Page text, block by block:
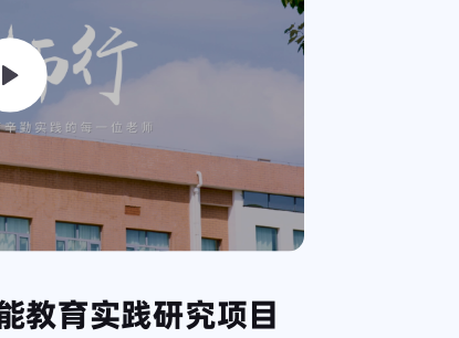
教育实践研究项目